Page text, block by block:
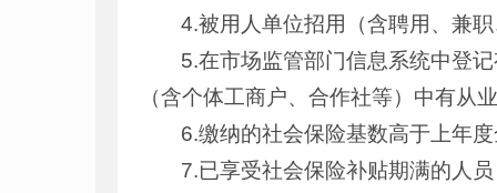
4.被用人单位招用（含聘用、兼
5.在市场监管部门信息系统中登
（含个体工商户、合作社等）中有从
6.缴纳的社会保险基数高于上年
7.已享受社会保险补贴期满的人